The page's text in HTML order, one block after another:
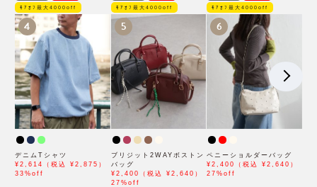
ﾓｱｵﾌ最大4000off
4
デニムTシャツ
¥2,614（税込 ¥2,875）
33%off
ﾓｱｵﾌ最大4000off
5
ブリジット2WAYボストン
バッグ
¥2,400（税込 ¥2,640）
27%off
ﾓｱｵﾌ最大4000off
6
ペニーショルダーバッグ
¥2,400（税込 ¥2,640）
27%off